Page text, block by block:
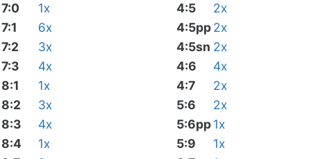
7:0
1x
7:1
6x
7:2
3x
7:3
4x
8:1
1x
8:2
3x
8:3
4x
8:4
1x
4:5
2x
4:5pp2x
4:5sn 2x
4:6
4x
4:7
2x
5:6
2x
5:6pp1x
5:9
1x